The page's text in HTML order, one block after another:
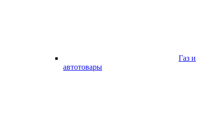
Газ и
автотовары